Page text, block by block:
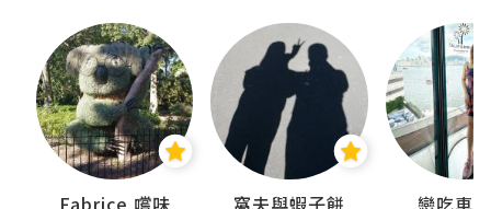
Fabrice 嚐味 窩夫與蝦子餅 戀吃車